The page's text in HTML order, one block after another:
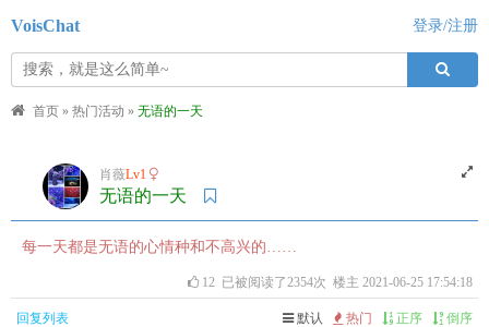
VoisChat 登录/注册
首页 » 热门活动 » 无语的一天
肖薇Lv1
无语的一天
每一天都是无语的心情种和不高兴的……
12 已被阅读了2354次 楼主 2021-06-25 17:54:18
回复列表 默认 热门 正序 倒序